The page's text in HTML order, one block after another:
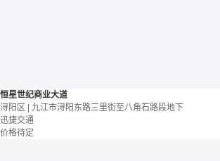
恒星世纪商业大道
浔阳区 | 九江市浔阳东路三里街至八角石路段地下
迅捷交通
价格待定